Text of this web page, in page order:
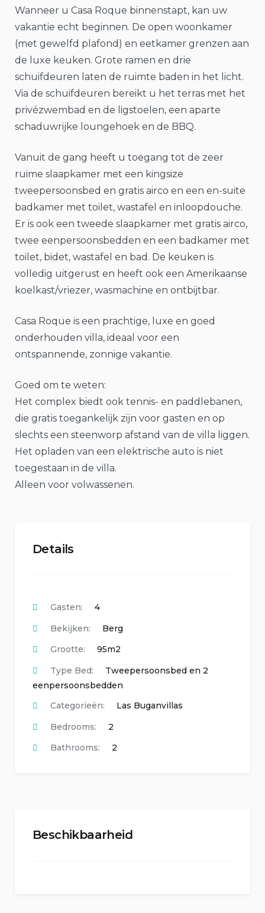
Wanneer u Casa Roque binnenstapt, kan uw
vakantie echt beginnen. De open woonkamer
(met gewelfd plafond) en eetkamer grenzen aan
de luxe keuken. Grote ramen en drie
schuifdeuren laten de ruimte baden in het licht.
Via de schuifdeuren bereikt u het terras met het
privézwembad en de ligstoelen, een aparte
schaduwrijke loungehoek en de BBQ.
Vanuit de gang heeft u toegang tot de zeer
ruime slaapkamer met een kingsize
tweepersoonsbed en gratis airco en een en-suite
badkamer met toilet, wastafel en inloopdouche.
Er is ook een tweede slaapkamer met gratis airco,
twee eenpersoonsbedden en een badkamer met
toilet, bidet, wastafel en bad. De keuken is
volledig uitgerust en heeft ook een Amerikaanse
koelkast/vriezer, wasmachine en ontbijtbar.
Casa Roque is een prachtige, luxe en goed
onderhouden villa, ideaal voor een
ontspannende, zonnige vakantie.
Goed om te weten:
Het complex biedt ook tennis- en paddlebanen,
die gratis toegankelijk zijn voor gasten en op
slechts een steenworp afstand van de villa liggen.
Het opladen van een elektrische auto is niet
toegestaan ​​in de villa.
Alleen voor volwassenen.
Details
Gasten:
4
Bekijken:
Berg
Grootte:
95m2
Type Bed:
Tweepersoonsbed en 2
eenpersoonsbedden
Categorieën:
Las Buganvillas
Bedrooms:
2
Bathrooms:
2
Beschikbaarheid